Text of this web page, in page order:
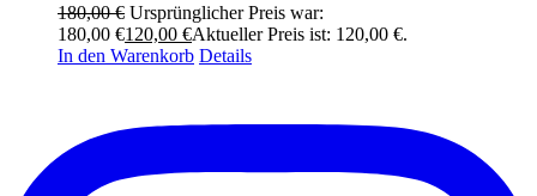
180,00€ Ursprünglicher Preis war:
180,00 €120,00 €Aktueller Preis ist: 120,00 €.
In den Warenkorb Details